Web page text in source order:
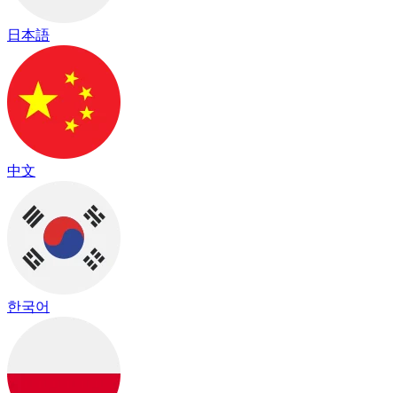
日本語
中文
한국어